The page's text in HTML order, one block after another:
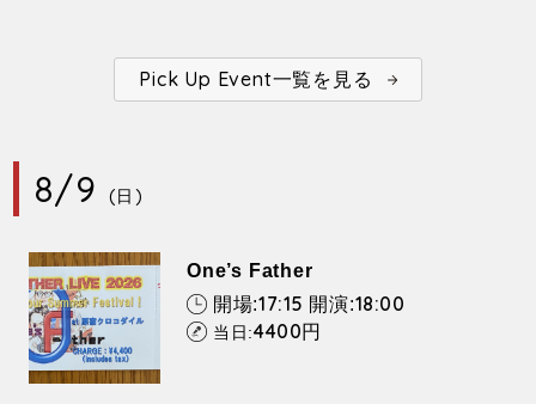
Pick Up Event一覧を見る
8/9 (日)
One’s Father
開場:17:15 開演:18:00
当日:4400円